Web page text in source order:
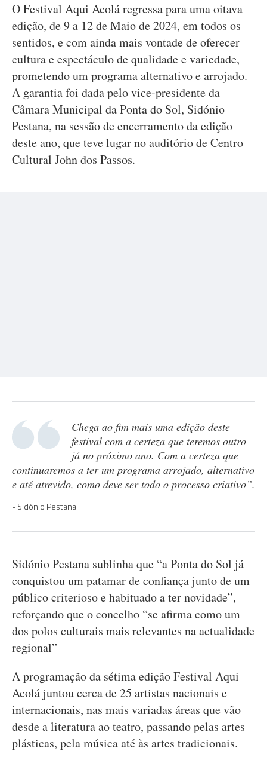
O Festival Aqui Acolá regressa para uma oitava
edição, de 9 a 12 de Maio de 2024, em todos os
sentidos, e com ainda mais vontade de oferecer
cultura e espectáculo de qualidade e variedade,
prometendo um programa alternativo e arrojado.
A garantia foi dada pelo vice-presidente da
Câmara Municipal da Ponta do Sol, Sidónio
Pestana, na sessão de encerramento da edição
deste ano, que teve lugar no auditório de Centro
Cultural John dos Passos.
Chega ao fim mais uma edição deste
festival com a certeza que teremos outro
já no próximo ano. Com a certeza que
continuaremos a ter um programa arrojado, alternativo
e até atrevido, como deve ser todo o processo criativo”.
Sidónio Pestana
Sidónio Pestana sublinha que “a Ponta do Sol já
conquistou um patamar de confiança junto de um
público criterioso e habituado a ter novidade”,
reforçando que o concelho “se afirma como um
dos polos culturais mais relevantes na actualidade
regional”
A programação da sétima edição Festival Aqui
Acolá juntou cerca de 25 artistas nacionais e
internacionais, nas mais variadas áreas que vão
desde a literatura ao teatro, passando pelas artes
plásticas, pela música até às artes tradicionais.